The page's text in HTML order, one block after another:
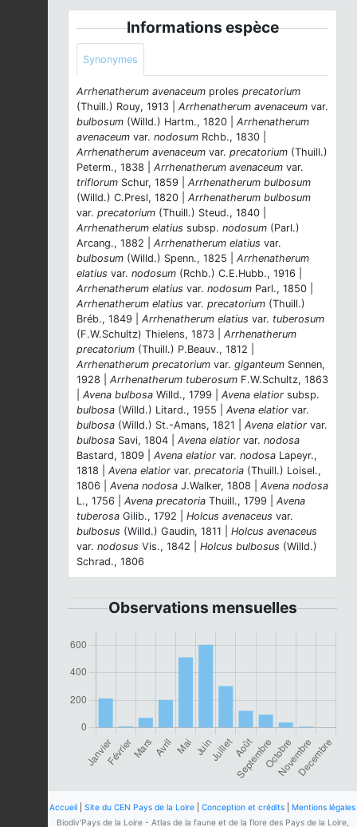
Informations espèce
Synonymes
Arrhenatherum avenaceum proles precatorium
(Thuill.) Rouy, 1913 | Arrhenatherum avenaceum var.
bulbosum (Willd.) Hartm., 1820 | Arrhenatherum
avenaceum var. nodosum Rchb., 1830 |
Arrhenatherum avenaceum var. precatorium (Thuill.)
Peterm., 1838 | Arrhenatherum avenaceum var.
triflorum Schur, 1859 | Arrhenatherum bulbosum
(Willd.) C.Presl, 1820 | Arrhenatherum bulbosum
var. precatorium (Thuill.) Steud., 1840 |
Arrhenatherum elatius subsp. nodosum (Parl.)
Arcang., 1882 | Arrhenatherum elatius var.
bulbosum (Willd.) Spenn., 1825 | Arrhenatherum
elatius var. nodosum (Rchb.) C.E.Hubb., 1916 |
Arrhenatherum elatius var. nodosum Parl., 1850 |
Arrhenatherum elatius var. precatorium (Thuill.)
Bréb., 1849 | Arrhenatherum elatius var. tuberosum
(F.W.Schultz) Thielens, 1873 | Arrhenatherum
precatorium (Thuill.) P.Beauv., 1812 |
Arrhenatherum precatorium var. giganteum Sennen,
1928 | Arrhenatherum tuberosum F.W.Schultz, 1863
Avena bulbosa Willd., 1799 | Avena elatior subsp.
bulbosa (Willd.) Litard., 1955 | Avena elatior var.
bulbosa (Willd.) St.-Amans, 1821 | Avena elatior var.
bulbosa Savi, 1804 | Avena elatior var. nodosa
Bastard, 1809 | Avena elatior var. nodosa Lapeyr.,
1818 | Avena elatior var. precatoria (Thuill.) Loisel.,
1806 | Avena nodosa J.Walker, 1808 | Avena nodosa
L., 1756 | Avena precatoria Thuill., 1799 | Avena
tuberosa Gilib., 1792 | Holcus avenaceus var.
bulbosus (Willd.) Gaudin, 1811 | Holcus avenaceus
var. nodosus Vis., 1842 | Holcus bulbosus (Willd.)
Schrad., 1806
Observations mensuelles
Accueil Site du CEN Pays de la Loire Conception et crédits
Mentions légales
Biodiv'Pays de la Loire - Atlas de la faune et de la flore des Pays de la Loire,